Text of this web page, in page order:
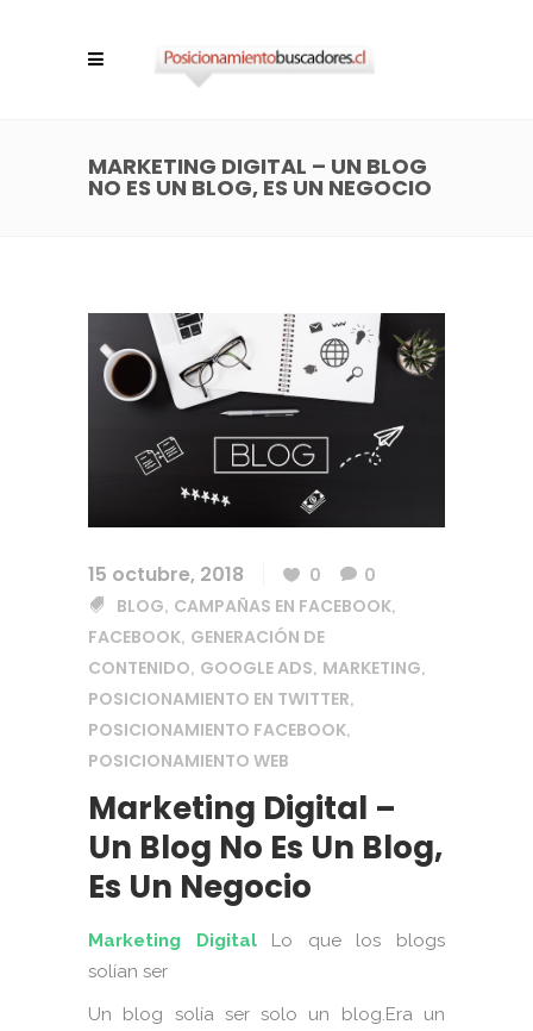
MARKETING DIGITAL – UN BLOG
NO ES UN BLOG, ES UN NEGOCIO
15 octubre, 2018 0
0
BLOG, CAMPAÑAS EN FACEBOOK,
FACEBOOK, GENERACIÓN DE
CONTENIDO, GOOGLE ADS, MARKETING,
POSICIONAMIENTO EN TWITTER,
POSICIONAMIENTO FACEBOOK,
POSICIONAMIENTO WEB
Marketing Digital –
Un Blog No Es Un Blog,
Es Un Negocio
Marketing DigitalLo que los blogs
solían ser
Un blog solía ser solo un blog.Era un